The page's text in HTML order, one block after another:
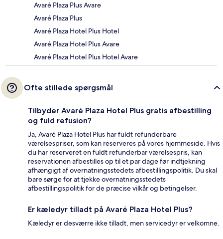
Avaré Plaza Plus Avare
Avaré Plaza Plus
Avaré Plaza Hotel Plus Hotel
Avaré Plaza Hotel Plus Avare
Avaré Plaza Hotel Plus Hotel Avare
Ofte stillede spørgsmål
Tilbyder Avaré Plaza Hotel Plus gratis afbestilling
og fuld refusion?
Ja, Avaré Plaza Hotel Plus har fuldt refunderbare
værelsespriser, som kan reserveres på vores hjemmeside. Hvis
du har reserveret en fuldt refunderbar værelsespris, kan
reservationen afbestilles op til et par dage før indtjekning
afhængigt af overnatningsstedets afbestillingspolitik. Du skal
bare sørge for at tjekke overnatningsstedets
afbestillingspolitik for de præcise vilkår og betingelser.
Er kæledyr tilladt på Avaré Plaza Hotel Plus?
Kæledyr er desværre ikke tilladt, men servicedyr er velkomne.